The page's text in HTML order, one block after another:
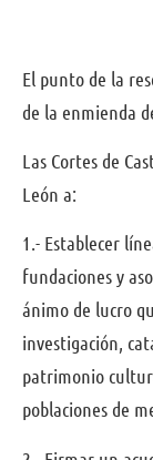
El punto de la
de la enmienda
Las Cortes de
León a:
1.- Establecer
fundaciones y
ánimo de lucro
investigación,
patrimonio
poblaciones de